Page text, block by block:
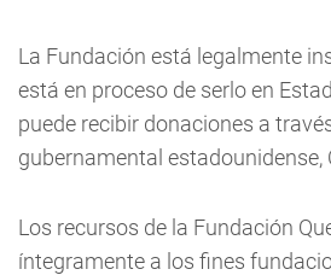
La Fundación está legalmente
está en proceso de serlo en
puede recibir donaciones a
gubernamental estadounidense,
Los recursos de la Fundación
íntegramente a los fines